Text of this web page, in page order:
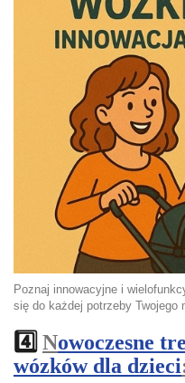
Poznaj innowacyjne i
się do każdej potrzeby Twojego
4️⃣ Nowoczesne
wózków dla dzieci